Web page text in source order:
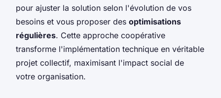
pour ajuster la solution selon l'évolution de vos
besoins et vous proposer des optimisations
régulières. Cette approche coopérative
transforme l'implémentation technique en véritable
projet collectif, maximisant l'impact social de
votre organisation.